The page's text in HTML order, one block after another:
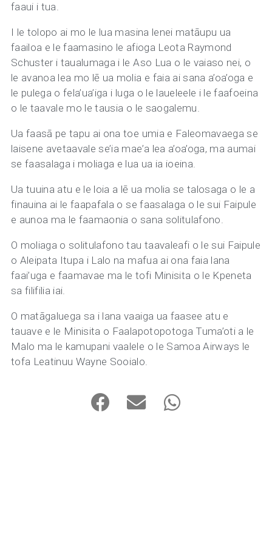
faaui i tua.
I le tolopo ai mo le lua masina lenei matāupu ua
faailoa e le faamasino le afioga Leota Raymond
Schuster i taualumaga i le Aso Lua o le vaiaso nei, o
le avanoa lea mo lē ua molia e faia ai sana a’oa’oga e
le pulega o fela’ua’iga i luga o le laueleele i le faafoeina
o le taavale mo le tausia o le saogalemu.
Ua faasā pe tapu ai ona toe umia e Faleomavaega se
laisene avetaavale se’ia mae’a lea a’oa’oga, ma aumai
se faasalaga i moliaga e lua ua ia ioeina.
Ua tuuina atu e le loia a lē ua molia se talosaga o le a
finauina ai le faapafala o se faasalaga o le sui Faipule
e aunoa ma le faamaonia o sana solitulafono.
O moliaga o solitulafono tau taavaleafi o le sui Faipule
o Aleipata Itupa i Lalo na mafua ai ona faia lana
faai’uga e faamavae ma le tofi Minisita o le Kpeneta
sa filifilia iai.
O matāgaluega sa i lana vaaiga ua faasee atu e
tauave e le Minisita o Faalapotopotoga Tuma’oti a le
Malo ma le kamupani vaalele o le Samoa Airways le
tofa Leatinuu Wayne Sooialo.